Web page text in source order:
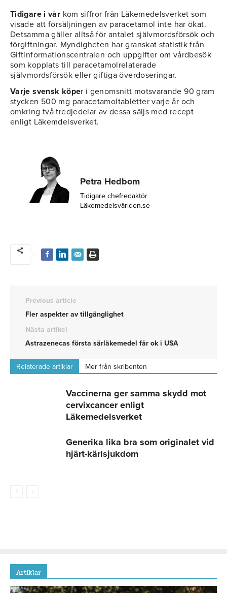
Tidigare i vår kom siffror från Läkemedelsverket som
visade att försäljningen av paracetamol inte har ökat.
Detsamma gäller alltså för antalet självmordsförsök och
förgiftningar. Myndigheten har granskat statistik från
Giftinformationscentralen och uppgifter om vårdbesök
som kopplats till paracetamolrelaterade
självmordsförsök eller giftiga överdoseringar.
Varje svensk köper i genomsnitt motsvarande 90 gram
stycken 500 mg paracetamoltabletter varje år och
omkring två tredjedelar av dessa säljs med recept
enligt Läkemdelsverket.
Petra Hedbom
Tidigare chefredaktör
Läkemedelsvärlden.se
Previous article
Fler aspekter av tillgänglighet
Nästa artikel
Astrazenecas första särläkemedel får ok i USA
Relaterade artiklar Mer från skribenten
Vaccinerna ger samma skydd mot
cervixcancer enligt
Läkemedelsverket
Generika lika bra som originalet vid
hjärt-kärlsjukdom
Artiklar